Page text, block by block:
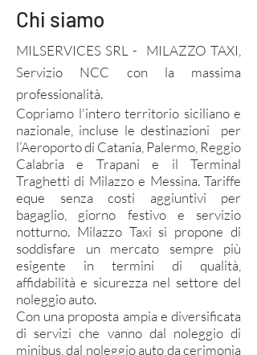
Chi siamo
MILSERVICES SRL - MILAZZO TAXI,
Servizio NCC con la massima
professionalità.
Copriamo l'intero territorio siciliano e
nazionale, incluse le destinazioni per
l’Aeroporto di Catania, Palermo, Reggio
Calabria e Trapani e il Terminal
Traghetti di Milazzo e Messina. Tariffe
eque senza costi aggiuntivi per
bagaglio, giorno festivo e servizio
notturno. Milazzo Taxi si propone di
soddisfare un mercato sempre più
esigente in termini di qualità,
affidabilità e sicurezza nel settore del
noleggio auto.
Con una proposta ampia e diversificata
di servizi che vanno dal noleggio di
minibus, dal noleggio auto da cerimonia